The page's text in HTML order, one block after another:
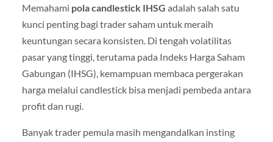
Memahami pola candlestick IHSG adalah salah satu
kunci penting bagi trader saham untuk meraih
keuntungan secara konsisten. Di tengah volatilitas
pasar yang tinggi, terutama pada Indeks Harga Saham
Gabungan (IHSG), kemampuan membaca pergerakan
harga melalui candlestick bisa menjadi pembeda antara
profit dan rugi.
Banyak trader pemula masih mengandalkan insting